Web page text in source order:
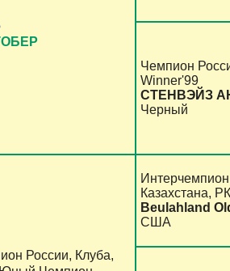
Чемпион
Winner'99
СТЕНВЭЙЗ
Черный
России, Клуба,
Казахстана,
Beulahland
США